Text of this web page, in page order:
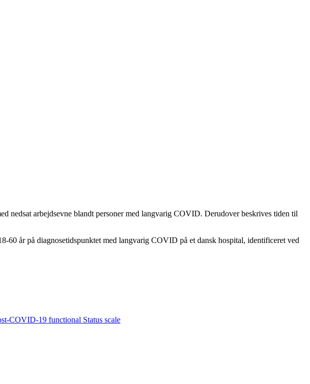
nedsat arbejdsevne blandt personer med langvarig COVID. Derudover beskrives tiden til
60 år på diagnosetidspunktet med langvarig COVID på et dansk hospital, identificeret ved
COVID-19 functional Status scale